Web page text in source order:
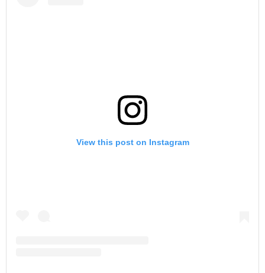
View this post on Instagram